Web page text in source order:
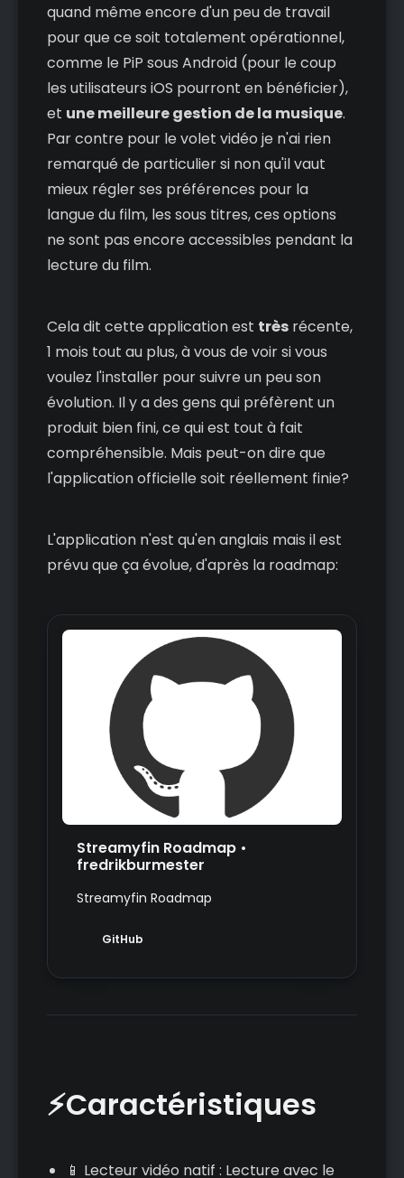
quand même encore d'un peu de travail
pour que ce soit totalement opérationnel,
comme le PiP sous Android (pour le coup
les utilisateurs iOS pourront en bénéficier),
et une meilleure gestion de la musique.
Par contre pour le volet vidéo je n'ai rien
remarqué de particulier si non qu'il vaut
mieux régler ses préférences pour la
langue du film, les sous titres, ces options
ne sont pas encore accessibles pendant la
lecture du film.
Cela dit cette application est très récente,
1 mois tout au plus, à vous de voir si vous
voulez l'installer pour suivre un peu son
évolution. Il y a des gens qui préfèrent un
produit bien fini, ce qui est tout à fait
compréhensible. Mais peut-on dire que
l'application officielle soit réellement finie?
L'application n'est qu'en anglais mais il est
prévu que ça évolue, d'après la roadmap:
Streamyfin Roadmap •
fredrikburmester
Streamyfin Roadmap
GitHub
⚡Caractéristiques
📱 Lecteur vidéo natif : Lecture avec le